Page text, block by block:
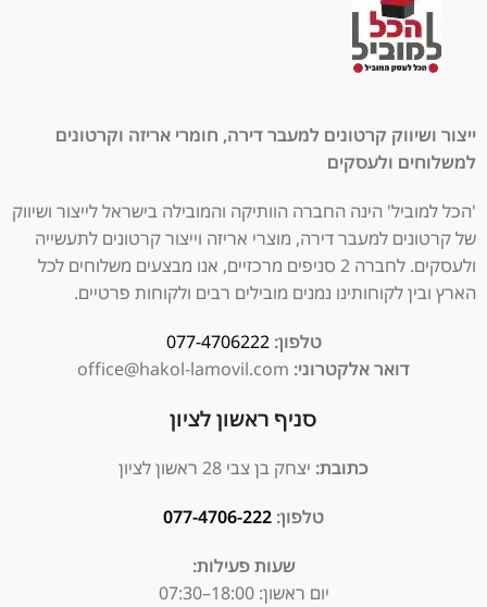
ייצור ושיווק קרטונים למעבר דירה, חומרי אריזה וקרטונים
למשלוחים ולעסקים
'הכל למוביל' הינה החברה הוותיקה והמובילה בישראל לייצור ושיווק
של קרטונים למעבר דירה, מוצרי אריזה וייצור קרטונים לתעשייה
ולעסקים. לחברה 2 סניפים מרכזיים, אנו מבצעים משלוחים לכל
הארץ ובין לקוחותינו נמנים מובילים רבים ולקוחות פרטיים.
טלפון: 077-4706222
דואר אלקטרוני:
סניף ראשון לציון
כתובת: יצחק בן צבי 28 ראשון לציון
טלפון: 077-4706-222
שעות פעילות:
יום ראשון:18:00–07:30